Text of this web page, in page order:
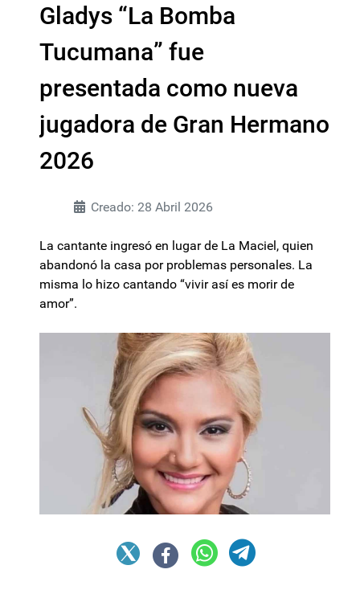
Gladys “La Bomba
Tucumana” fue
presentada como nueva
jugadora de Gran Hermano
2026
Creado: 28 Abril 2026
La cantante ingresó en lugar de La Maciel, quien
abandonó la casa por problemas personales. La
misma lo hizo cantando “vivir así es morir de
amor”.